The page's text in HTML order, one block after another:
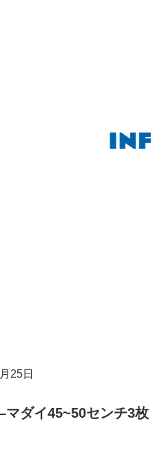
25日
ダイ45~50センチ3枚